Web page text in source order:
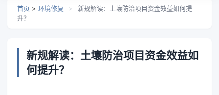
首页 > 环境修复 >
新规解读：土壤防治项目资金效益如何提
升？
新规解读：土壤防治项目资金效益如
何提升？